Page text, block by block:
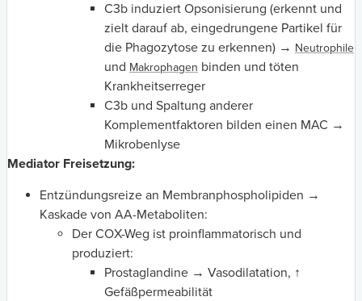
C3b induziert Opsonisierung (erkennt und
zielt darauf ab, eingedrungene Partikel für
die Phagozytose zu erkennen) → Neutrophile
und Makrophagen binden und töten
Krankheitserreger
C3b und Spaltung anderer
Komplementfaktoren bilden einen MAC →
Mikrobenlyse
Mediator Freisetzung:
Entzündungsreize an Membranphospholipiden →
Kaskade von AA-Metaboliten:
Der COX-Weg ist proinflammatorisch und
produziert:
Prostaglandine → Vasodilatation, ↑
Gefäßpermeabilität